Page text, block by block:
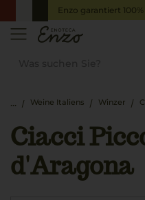
Enzo garantiert
Weine Italiens Winzer
Ciacci
d'Aragona